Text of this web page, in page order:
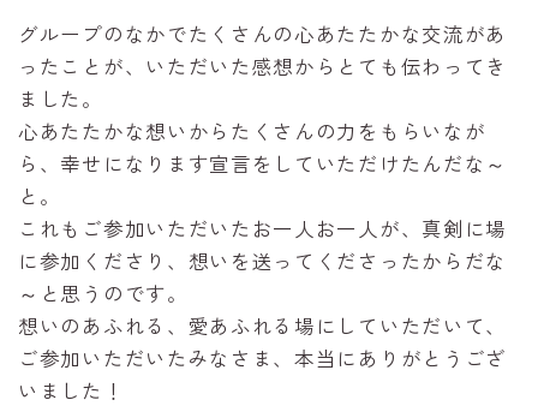
グループのなかでたくさんの心あたたかな交流があ
ったことが、いただいた感想からとても伝わってき
ました。
心あたたかな想いからたくさんの力をもらいなが
ら、幸せになります宣言をしていただけたんだな～
と。
これもご参加いただいたお一人お一人が、真剣に場
に参加くださり、想いを送ってくださったからだな
～と思うのです。
想いのあふれる、愛あふれる場にしていただいて、
ご参加いただいたみなさま、本当にありがとうござ
いました！